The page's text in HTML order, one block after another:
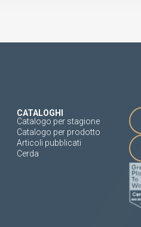
CATALOGHI
Catalogo per stagione
Catalogo per prodotto
Articoli pubblicati
Cerda